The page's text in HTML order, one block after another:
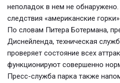
неполадок в нем не
следствия «американские
По словам Питера Ботермана,
Диснейленда, техническая
проверяет состояние всех
функционируют совершенно
Пресс-служба парка также